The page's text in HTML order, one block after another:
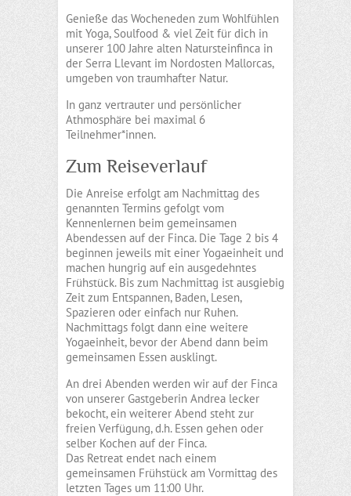
Genieße das Wocheneden zum Wohlfühlen
mit Yoga, Soulfood & viel Zeit für dich in
unserer 100 Jahre alten Natursteinfinca in
der Serra Llevant im Nordosten Mallorcas,
umgeben von traumhafter Natur.
In ganz vertrauter und persönlicher
Athmosphäre bei maximal 6
Teilnehmer*innen.
Zum Reiseverlauf
Die Anreise erfolgt am Nachmittag des
genannten Termins gefolgt vom
Kennenlernen beim gemeinsamen
Abendessen auf der Finca. Die Tage 2 bis 4
beginnen jeweils mit einer Yogaeinheit und
machen hungrig auf ein ausgedehntes
Frühstück. Bis zum Nachmittag ist ausgiebig
Zeit zum Entspannen, Baden, Lesen,
Spazieren oder einfach nur Ruhen.
Nachmittags folgt dann eine weitere
Yogaeinheit, bevor der Abend dann beim
gemeinsamen Essen ausklingt.
An drei Abenden werden wir auf der Finca
von unserer Gastgeberin Andrea lecker
bekocht, ein weiterer Abend steht zur
freien Verfügung, d.h. Essen gehen oder
selber Kochen auf der Finca.
Das Retreat endet nach einem
gemeinsamen Frühstück am Vormittag des
letzten Tages um 11:00 Uhr.